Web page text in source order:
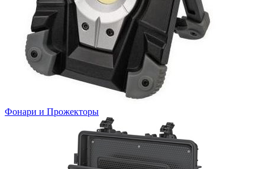
Фонари и Прожекторы